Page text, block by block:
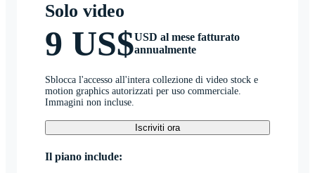
Solo video
9 US$USD al mese fatturato
annualmente
Sblocca l'accesso all'intera collezione di video stock e
motion graphics autorizzati per uso commerciale.
Immagini non incluse.
Iscriviti ora
Il piano include: